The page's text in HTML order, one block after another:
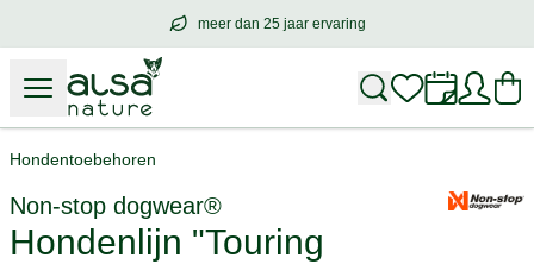
meer dan 25 jaar ervaring
meer dan25 jaar ervaring
Hondentoebehoren
Non-stop dogwear®
Hondenlijn "Touring